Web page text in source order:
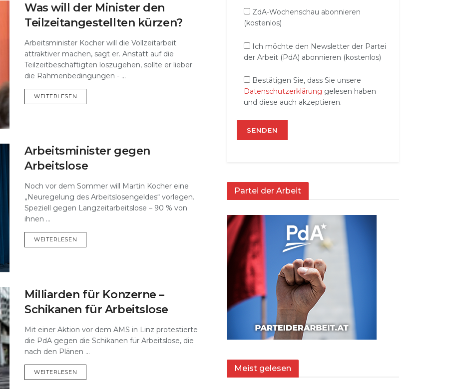
Was will der Minister den
Teilzeitangestellten kürzen?
Arbeitsminister Kocher will die Vollzeitarbeit
attraktiver machen, sagt er. Anstatt auf die
Teilzeitbeschäftigten loszugehen, sollte er lieber
die Rahmenbedingungen - ...
WEITERLESEN
Arbeitsminister gegen
Arbeitslose
Noch vor dem Sommer will Martin Kocher eine
„Neuregelung des Arbeitslosengeldes“ vorlegen.
Speziell gegen Langzeitarbeitslose – 90 % von
ihnen ...
WEITERLESEN
Milliarden für Konzerne –
Schikanen für Arbeitslose
Mit einer Aktion vor dem AMS in Linz protestierte
die PdA gegen die Schikanen für Arbeitslose, die
nach den Plänen ...
WEITERLESEN
ZdA-Wochenschau abonnieren
(kostenlos)
Ich möchte den Newsletter der Partei
der Arbeit (PdA) abonnieren (kostenlos)
Bestätigen Sie, dass Sie unsere
Datenschutzerklärung gelesen haben
und diese auch akzeptieren.
Partei der Arbeit
Meist gelesen